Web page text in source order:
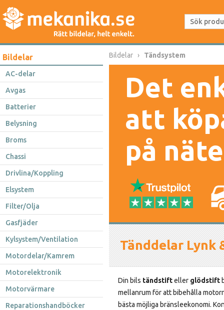
Bildelar
AC-delar
Avgas
Batterier
Belysning
Broms
Chassi
Drivlina/Koppling
Elsystem
Filter/Olja
Gasfjäder
Kylsystem/Ventilation
Motordelar/Kamrem
Motorelektronik
Motorvärmare
Reparationshandböcker
Bildelar Tändsystem
Det
att
på
Tänddelar Lynk
Din bils tändstifteller glödstift
mellanrum för att bibehålla
bästa möjliga bränsleekonomi.